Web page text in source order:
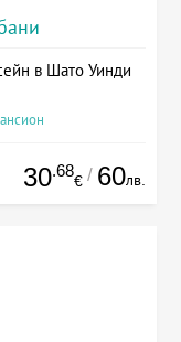
в Шато Уинди
30.68
€ / 60лв.